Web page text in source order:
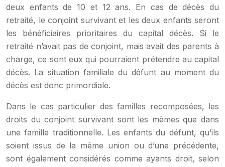
deux enfants de 10 et 12 ans. En cas de décès du
retraité, le conjoint survivant et les deux enfants seront
les bénéficiaires prioritaires du capital décès. Si le
retraité n’avait pas de conjoint, mais avait des parents à
charge, ce sont eux qui pourraient prétendre au capital
décès. La situation familiale du défunt au moment du
décès est donc primordiale.
Dans le cas particulier des familles recomposées, les
droits du conjoint survivant sont les mêmes que dans
une famille traditionnelle. Les enfants du défunt, qu’ils
soient issus de la même union ou d’une précédente,
sont également considérés comme ayants droit, selon